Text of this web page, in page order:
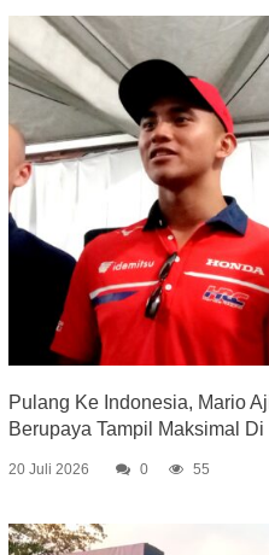
Pulang Ke Indonesia, Mario
Berupaya Tampil Maksimal
20 Juli 2026 0 55